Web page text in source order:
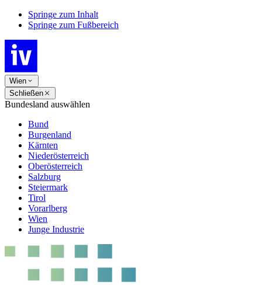
Springe zum Inhalt
Springe zum Fußbereich
Wien
Schließen
Bundesland auswählen
Bund
Burgenland
Kärnten
Niederösterreich
Oberösterreich
Salzburg
Steiermark
Tirol
Vorarlberg
Wien
Junge Industrie